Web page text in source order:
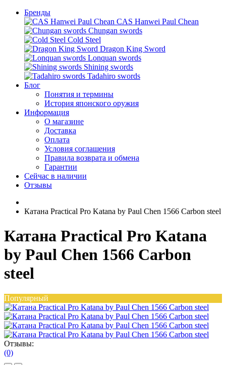
Бренды
CAS Hanwei Paul Chean
Chungan swords
Cold Steel
Dragon King Sword
Lonquan swords
Shining swords
Tadahiro swords
Блог
Понятия и термины
История японского оружия
Информация
О магазине
Доставка
Оплата
Условия соглашения
Правила возврата и обмена
Гарантии
Сейчас в наличии
Отзывы
Катана Practical Pro Katana by Paul Chen 1566 Carbon steel
Катана Practical Pro Katana
by Paul Chen 1566 Carbon
steel
Популярный
Отзывы:
(0)